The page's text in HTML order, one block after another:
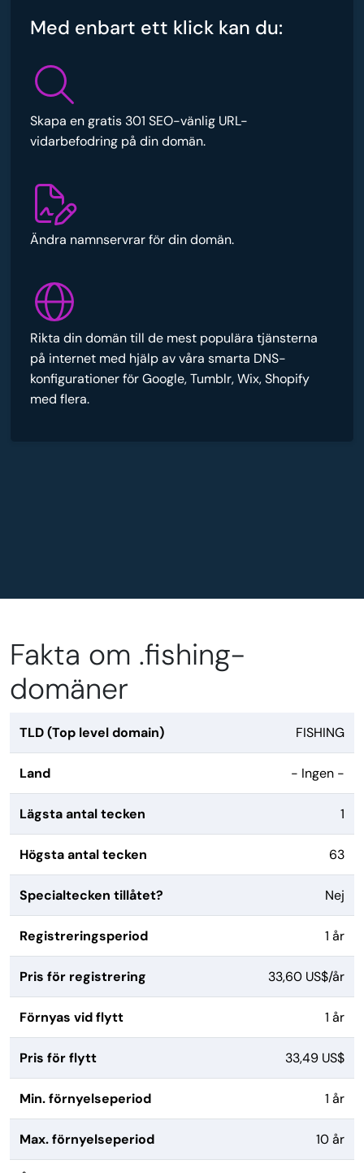
Med enbart ett klick kan du:
Skapa en gratis 301 SEO-vänlig URL-
vidarbefodring på din domän.
Ändra namnservrar för din domän.
Rikta din domän till de mest populära tjänsterna
på internet med hjälp av våra smarta DNS-
konfigurationer för Google, Tumblr, Wix, Shopify
med flera.
Fakta om .fishing-
domäner
TLD (Top level domain) FISHING
Land - Ingen -
Lägsta antal tecken 1
Högsta antal tecken 63
Specialtecken tillåtet? Nej
Registreringsperiod 1 år
Pris för registrering 33,60 US$/år
Förnyas vid flytt 1 år
Pris för flytt 33,49 US$
Min. förnyelseperiod 1 år
Max. förnyelseperiod 10 år